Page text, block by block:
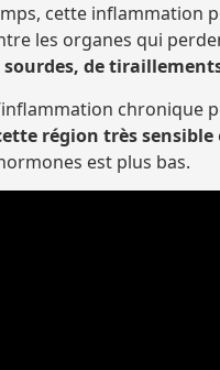
cette inflammation
les organes qui
de
chronique
région très sensible
est plus bas.